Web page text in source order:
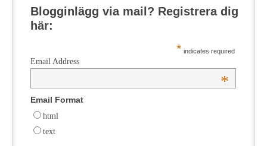
Blogginlägg via mail? Registrera dig
här:
* indicates required
Email Address
*
Email Format
html
text